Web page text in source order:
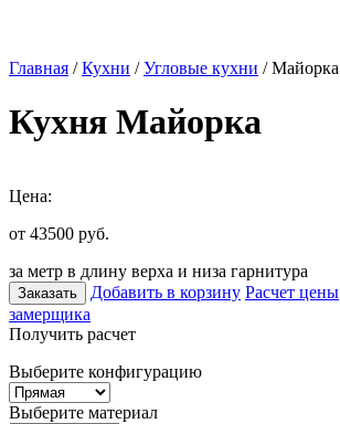
Главная /Кухни /Угловые кухни / Майорка
Кухня Майорка
Цена:
от 43500 руб.
за метр в длину верха и низа гарнитура
Заказать Добавить в корзину Расчет цены
замерщика
Получить расчет
Выберите конфигурацию
Выберите материал